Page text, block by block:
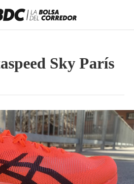
Sky París